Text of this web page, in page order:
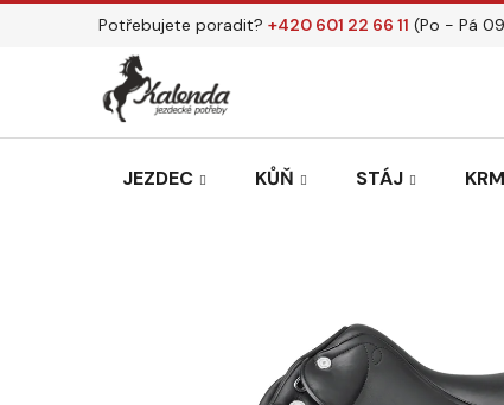
Přejít
Potřebujete poradit? +420 601 22 66 11 (Po - Pá
JEZDEC KŮŇ STÁJ